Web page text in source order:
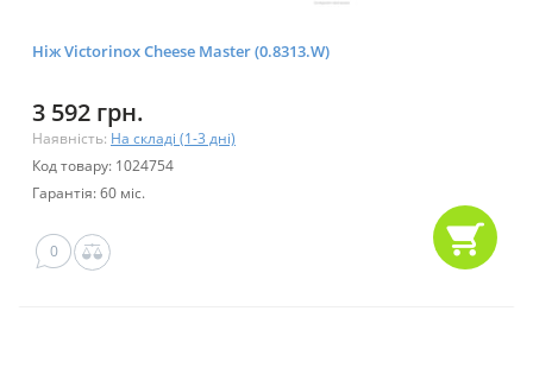
Ніж Victorinox Cheese Master (0.8313.W)
3 592 грн.
Наявність: На складі (1-3 дні)
Код товару: 1024754
Гарантія: 60 міс.
0